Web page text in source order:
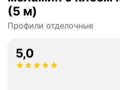
(5 м)
Профили отделочные
5,0